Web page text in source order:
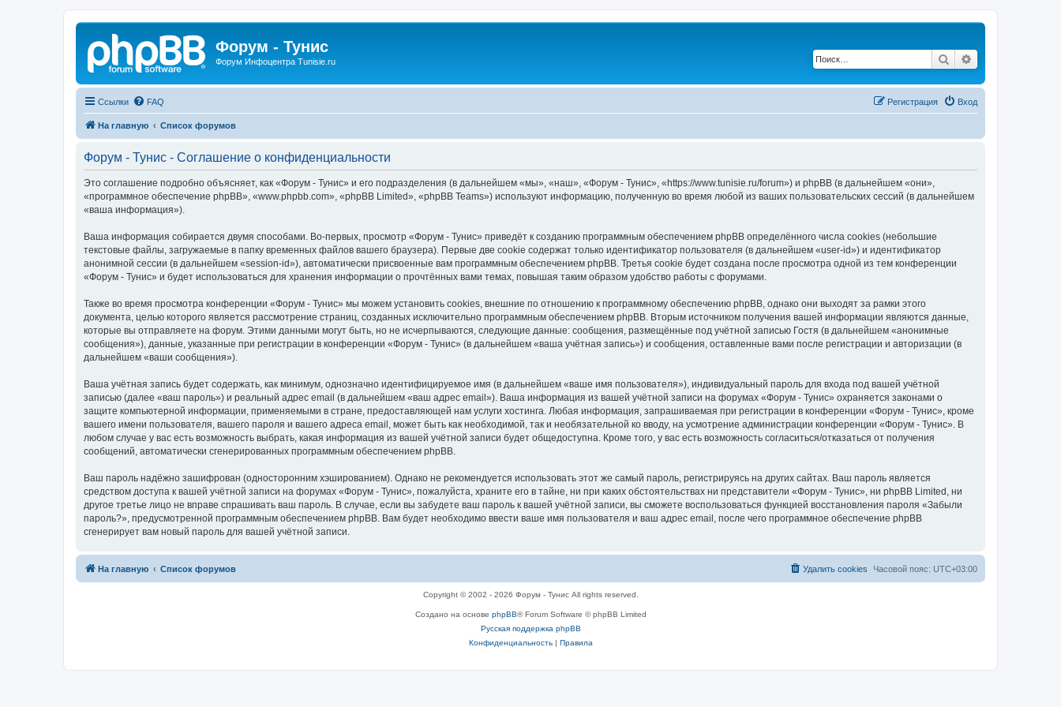
Форум - Тунис
Форум Инфоцентра Tunisie.ru Поиск
Ссылки FAQ Вход
Регистрация
На главную Список форумов
Форум - Тунис - Соглашение о конфиденциальности
Это соглашение подробно объясняет, как «Форум - Тунис» и его подразделения (в дальнейшем «мы», «наш», «Форум - Тунис», «https://www.tunisie.ru/forum») и phpBB (в дальнейшем «они»,
«программное обеспечение phpBB», «www.phpbb.com», «phpBB Limited», «phpBB Teams») используют информацию, полученную во время любой из ваших пользовательских сессий (в дальнейшем
«ваша информация»).
Ваша информация собирается двумя способами. Во-первых, просмотр «Форум - Тунис» приведёт к созданию программным обеспечением phpBB определённого числа cookies (небольшие
текстовые файлы, загружаемые в папку временных файлов вашего браузера). Первые две cookie содержат только идентификатор пользователя (в дальнейшем «user-id») и идентификатор
анонимной сессии (в дальнейшем «session-id»), автоматически присвоенные вам программным обеспечением phpBB. Третья cookie будет создана после просмотра одной из тем конференции
«Форум - Тунис» и будет использоваться для хранения информации о прочтённых вами темах, повышая таким образом удобство работы с форумами.
Также во время просмотра конференции «Форум - Тунис» мы можем установить cookies, внешние по отношению к программному обеспечению phpBB, однако они выходят за рамки этого
документа, целью которого является рассмотрение страниц, созданных исключительно программным обеспечением phpBB. Вторым источником получения вашей информации являются данные,
которые вы отправляете на форум. Этими данными могут быть, но не исчерпываются, следующие данные: сообщения, размещённые под учётной записью Гостя (в дальнейшем «анонимные
сообщения»), данные, указанные при регистрации в конференции «Форум - Тунис» (в дальнейшем «ваша учётная запись») и сообщения, оставленные вами после регистрации и авторизации (в
дальнейшем «ваши сообщения»).
Ваша учётная запись будет содержать, как минимум, однозначно идентифицируемое имя (в дальнейшем «ваше имя пользователя»), индивидуальный пароль для входа под вашей учётной
записью (далее «ваш пароль») и реальный адрес email (в дальнейшем «ваш адрес email»). Ваша информация из вашей учётной записи на форумах «Форум - Тунис» охраняется законами о
защите компьютерной информации, применяемыми в стране, предоставляющей нам услуги хостинга. Любая информация, запрашиваемая при регистрации в конференции «Форум - Тунис», кроме
вашего имени пользователя, вашего пароля и вашего адреса email, может быть как необходимой, так и необязательной ко вводу, на усмотрение администрации конференции «Форум - Тунис». В
любом случае у вас есть возможность выбрать, какая информация из вашей учётной записи будет общедоступна. Кроме того, у вас есть возможность согласиться/отказаться от получения
сообщений, автоматически сгенерированных программным обеспечением phpBB.
Ваш пароль надёжно зашифрован (односторонним хэшированием). Однако не рекомендуется использовать этот же самый пароль, регистрируясь на других сайтах. Ваш пароль является
средством доступа к вашей учётной записи на форумах «Форум - Тунис», пожалуйста, храните его в тайне, ни при каких обстоятельствах ни представители «Форум - Тунис», ни phpBB Limited, ни
другое третье лицо не вправе спрашивать ваш пароль. В случае, если вы забудете ваш пароль к вашей учётной записи, вы сможете воспользоваться функцией восстановления пароля «Забыли
пароль?», предусмотренной программным обеспечением phpBB. Вам будет необходимо ввести ваше имя пользователя и ваш адрес email, после чего программное обеспечение phpBB
сгенерирует вам новый пароль для вашей учётной записи.
На главную Список форумов Часовой пояс: UTC+03:00
Удалить cookies
Copyright © 2002 - 2026 Форум - Тунис All rights reserved.
Создано на основе phpBB® Forum Software © phpBB Limited
Русская поддержка phpBB
Конфиденциальность| Правила